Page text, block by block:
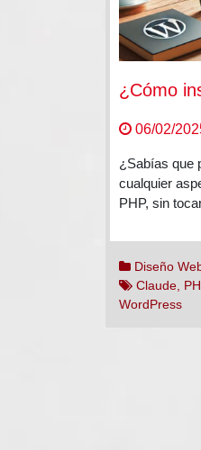
06/02/
¿Sabías que
cualquier
PHP, sin
Diseño
Claude
WordPress